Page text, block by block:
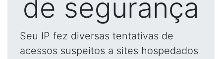
de segurança
Seu IP fez diversas tentativas de
acessos suspeitos a sites hospedados